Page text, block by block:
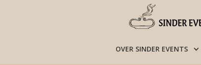
OVER SINDER EVENTS